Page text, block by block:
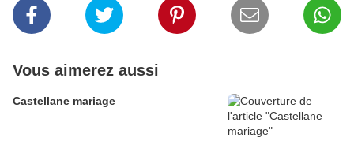
Vous aimerez aussi
Castellane mariage